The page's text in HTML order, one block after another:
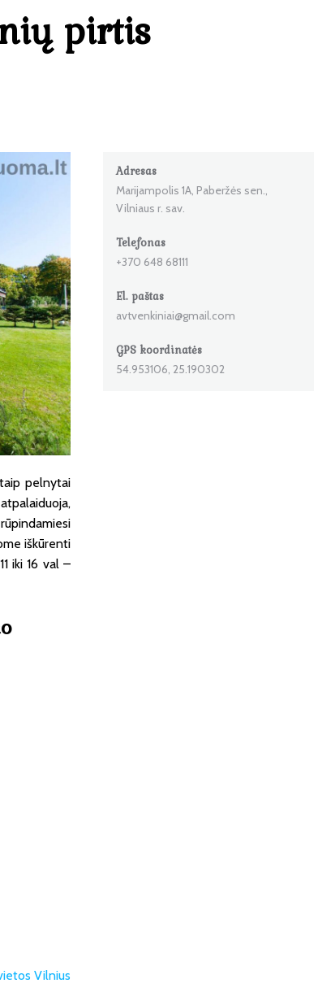
pirtis
pelnytai
atpalaiduoja,
iškūrenti
iki 16 val –
Vilnius
Adresas
Marijampolis 1A, Paberžės sen.,
Vilniaus r. sav.
Telefonas
+370 648 68111
El. paštas
avtvenkiniai@gmail.com
GPS koordinatės
54.953106, 25.190302